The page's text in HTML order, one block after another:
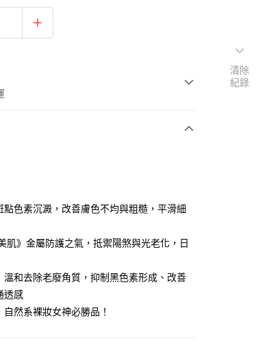
點色素沉澱，改善膚色不均與粗糙，平滑細
肌》金屬防護之氣，抵禦陽煞與光老化，日
溫和去除老廢角質，抑制黑色素形成、改善
透感
然系裸妝女神必勝品！
清除
紀錄